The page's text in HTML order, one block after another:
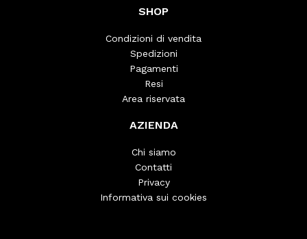
SHOP
Condizioni di vendita
Spedizioni
Pagamenti
Resi
Area riservata
AZIENDA
Chi siamo
Contatti
Privacy
Informativa sui cookies